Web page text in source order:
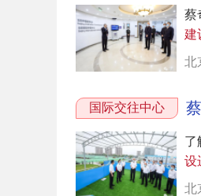
蔡
建
北
国际交往中心
了
设
北